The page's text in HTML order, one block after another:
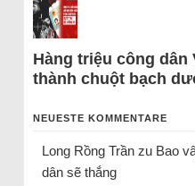
Hàng triệu công dân
thành chuột bạch
NEUESTE KOMMENTARE
Long Rồng Trầnzu Bao
dân sẽ thắng